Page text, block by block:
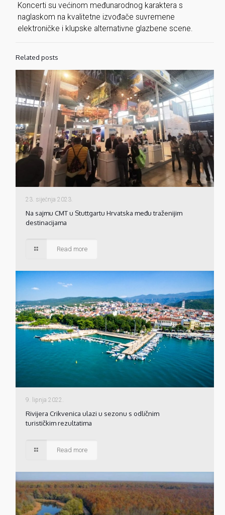
Koncerti su većinom međunarodnog karaktera s
naglaskom na kvalitetne izvođače suvremene
elektroničke i klupske alternativne glazbene scene.
Related posts
23. siječnja 2023.
Na sajmu CMT u Stuttgartu Hrvatska među traženijim
destinacijama
Read more
9. lipnja 2022.
Rivijera Crikvenica ulazi u sezonu s odličnim
turističkim rezultatima
Read more